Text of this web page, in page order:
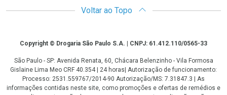
Voltar ao Topo
CopyrightCopyright © Drogaria São Paulo S.A. | CNPJ: 61.412.110/0565-33
São Paulo - SP: Avenida Renata, 60, Chácara Belenzinho - Vila Formosa
Gislaine Lima Meo CRF 40.354 | 24 horas| Autorização de funcionamento:
Processo: 2531.559767/2014-90 Autorização/MS: 7.31847.3 | As
informações contidas neste site, como promoções e ofertas de remédios e